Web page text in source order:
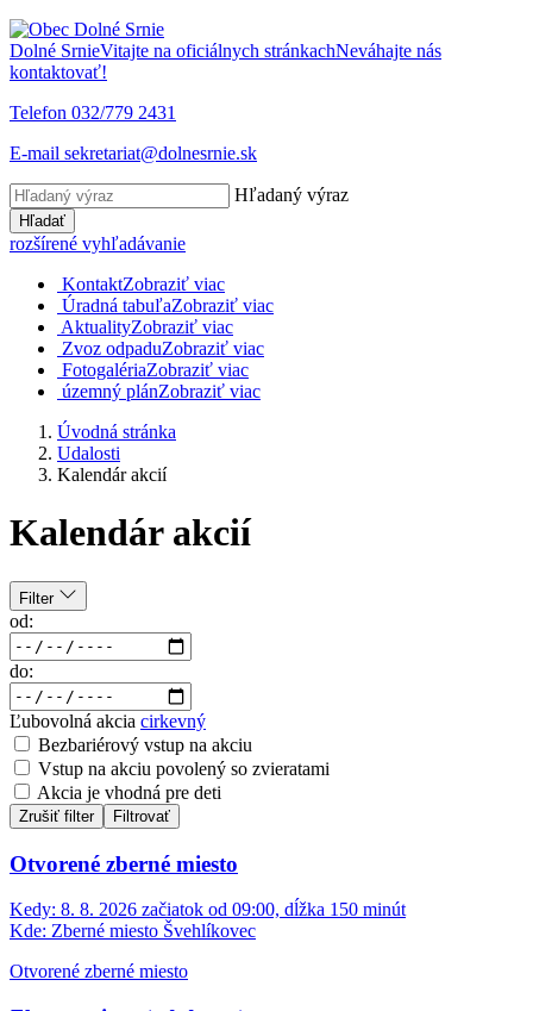
Dolné SrnieVitajte na oficiálnych stránkachNeváhajte nás
kontaktovať!
Telefon 032/779 2431
E-mail sekretariat@dolnesrnie.sk
Hľadaný výraz
Hľadať
rozšírené vyhľadávanie
KontaktZobraziť viac
Úradná tabuľaZobraziť viac
AktualityZobraziť viac
Zvoz odpaduZobraziť viac
FotogalériaZobraziť viac
územný plánZobraziť viac
Úvodná stránka
Udalosti
Kalendár akcií
Kalendár akcií
Filter
od:
do:
Ľubovolná akcia cirkevný
Bezbariérový vstup na akciu
Vstup na akciu povolený so zvieratami
Akcia je vhodná pre deti
Zrušiť filter Filtrovať
Otvorené zberné miesto
Kedy: 8. 8. 2026 začiatok od 09:00, dĺžka 150 minút
Kde: Zberné miesto Švehlíkovec
Otvorené zberné miesto